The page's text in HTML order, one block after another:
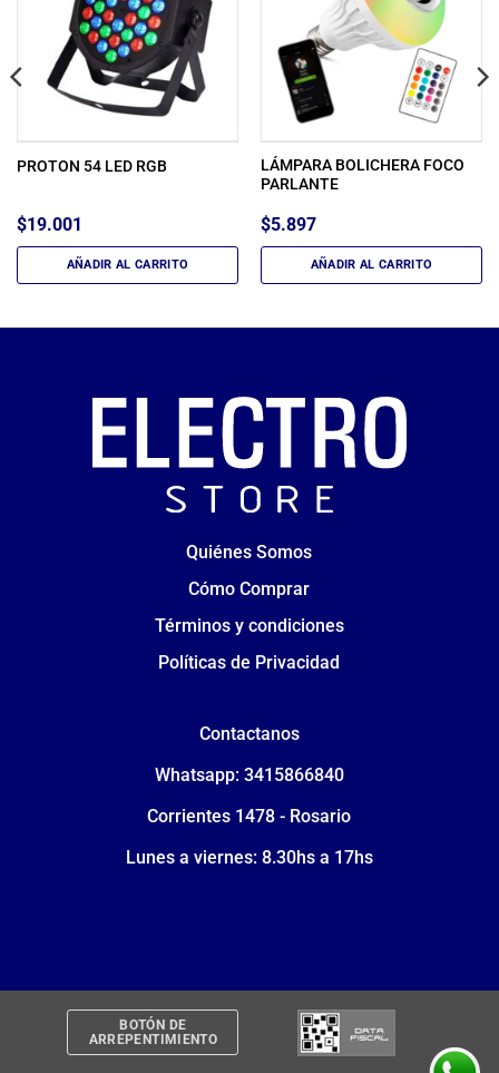
PROTON 54 LED RGB
$19.001
AÑADIR AL CARRITO
LÁMPARA BOLICHERA FOCO
PARLANTE
$5.897
AÑADIR AL CARRITO
Quiénes Somos
Cómo Comprar
Términos y condiciones
Políticas de Privacidad
Contactanos
Whatsapp: 3415866840
Corrientes 1478 - Rosario
Lunes a viernes: 8.30hs a 17hs
BOTÓN DE
ARREPENTIMIENTO